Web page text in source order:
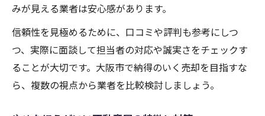
みが見える業者は安心感があります。
信頼性を見極めるために、口コミや評判も参考にしつ
つ、実際に面談して担当者の対応や誠実さをチェックす
ることが大切です。大阪市で納得のいく売却を目指すな
ら、複数の視点から業者を比較検討しましょう。